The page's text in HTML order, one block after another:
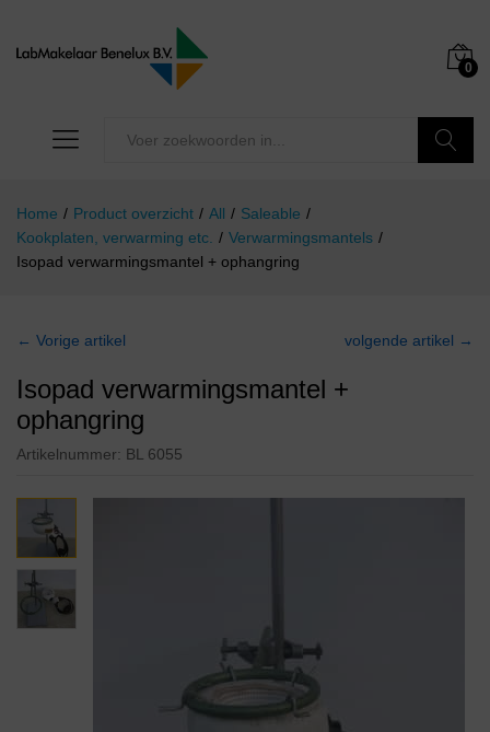
0
Home / Product overzicht / All / Saleable /
Kookplaten, verwarming etc. / Verwarmingsmantels /
Isopad verwarmingsmantel + ophangring
← Vorige artikel volgende artikel →
Isopad verwarmingsmantel +
ophangring
Artikelnummer: BL 6055